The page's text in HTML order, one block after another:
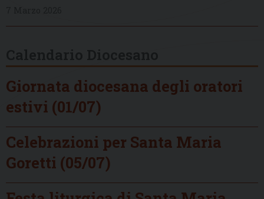
Giornata diocesana degli oratori
estivi (01/07)
Celebrazioni per Santa Maria
Goretti (05/07)